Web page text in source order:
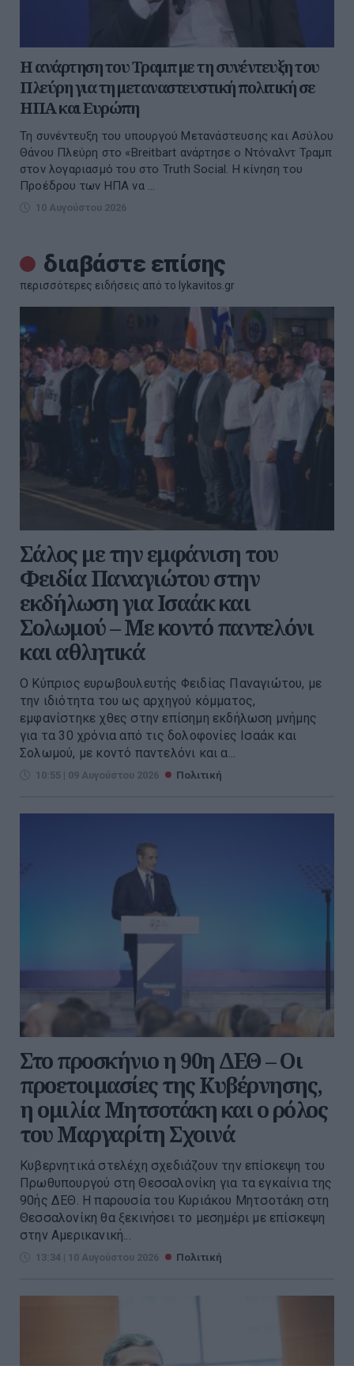
Η ανάρτηση του Τραμπ με τη συνέντευξη του
Πλεύρη για τη μεταναστευστική πολιτική σε
ΗΠΑ και Ευρώπη
Τη συνέντευξη του υπουργού Μετανάστευσης και Ασύλου
Θάνου Πλεύρη στο «Breitbart ανάρτησε ο Ντόναλντ Τραμπ
στον λογαριασμό του στο Truth Social. Η κίνηση του
Προέδρου των ΗΠΑ να ...
10 Αυγούστου 2026
διαβάστε επίσης
περισσότερες ειδήσεις από το lykavitos.gr
Σάλος με την εμφάνιση του
Φειδία Παναγιώτου στην
εκδήλωση για Ισαάκ και
Σολωμού – Με κοντό παντελόνι
και αθλητικά
Ο Κύπριος ευρωβουλευτής Φειδίας Παναγιώτου, με
την ιδιότητα του ως αρχηγού κόμματος,
εμφανίστηκε χθες στην επίσημη εκδήλωση μνήμης
για τα 30 χρόνια από τις δολοφονίες Ισαάκ και
Σολωμού, με κοντό παντελόνι και α...
10:55 | 09 Αυγούστου 2026 Πολιτική
Στο προσκήνιο η 90η ΔΕΘ – Οι
προετοιμασίες της Κυβέρνησης,
η ομιλία Μητσοτάκη και ο ρόλος
του Μαργαρίτη Σχοινά
Κυβερνητικά στελέχη σχεδιάζουν την επίσκεψη του
Πρωθυπουργού στη Θεσσαλονίκη για τα εγκαίνια της
90ής ∆ΕΘ. Η παρουσία του Κυριάκου Μητσοτάκη στη
Θεσσαλονίκη θα ξεκινήσει το µεσηµέρι µε επίσκεψη
στην Αµερικανική...
13:34 | 10 Αυγούστου 2026 Πολιτική